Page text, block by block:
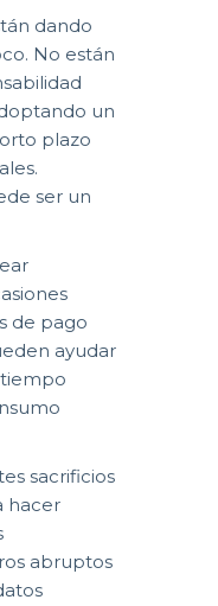
dando
No están
un
plazo
ser un
de pago
ayudar
tiempo
sacrificios
hacer
abruptos